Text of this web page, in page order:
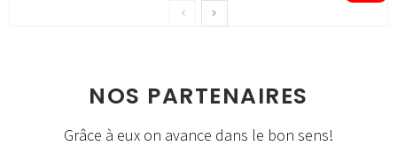
NOS PARTENAIRES
Grâce à eux on avance dans le bon sens!